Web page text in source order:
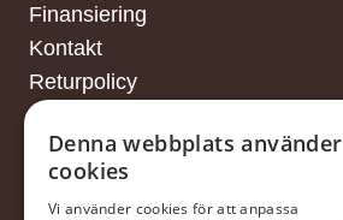
Finansiering
Kontakt
Returpolicy
Denna webbplats använder
cookies
Vi använder cookies för att anpassa